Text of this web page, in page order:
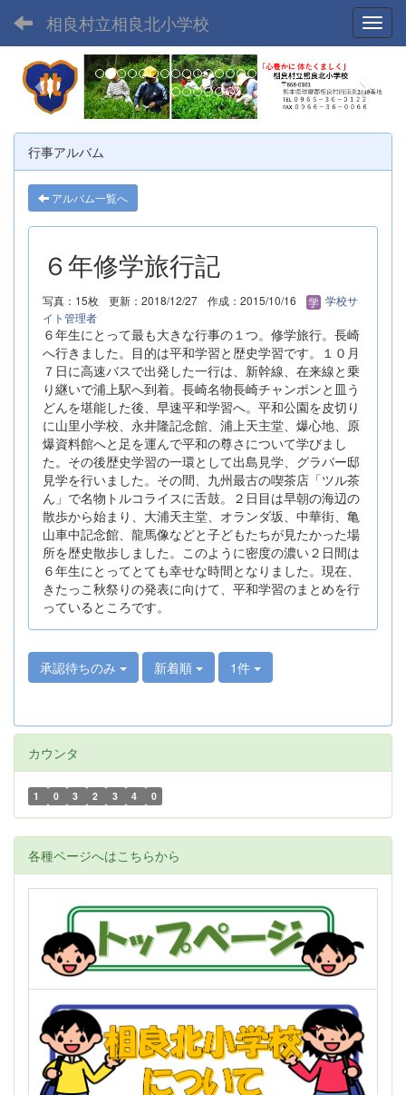
相良村立相良北小学校
p
r
e
v
i
o
u
e
x
t
行事アルバム
アルバム一覧へ
６年修学旅行記
写真：15枚 更新：2018/12/27 作成：2015/10/16
学校サ
イト管理者
６年生にとって最も大きな行事の１つ。修学旅行。長崎
へ行きました。目的は平和学習と歴史学習です。１０月
７日に高速バスで出発した一行は、新幹線、在来線と乗
り継いで浦上駅へ到着。長崎名物長崎チャンポンと皿う
どんを堪能した後、早速平和学習へ。平和公園を皮切り
に山里小学校、永井隆記念館、浦上天主堂、爆心地、原
爆資料館へと足を運んで平和の尊さについて学びまし
た。その後歴史学習の一環として出島見学、グラバー邸
見学を行いました。その間、九州最古の喫茶店「ツル茶
ん」で名物トルコライスに舌鼓。２日目は早朝の海辺の
散歩から始まり、大浦天主堂、オランダ坂、中華街、亀
山車中記念館、龍馬像などと子どもたちが見たかった場
所を歴史散歩しました。このように密度の濃い２日間は
６年生にとってとても幸せな時間となりました。現在、
きたっこ秋祭りの発表に向けて、平和学習のまとめを行
っているところです。
承認待ちのみ 新着順 1件
カウンタ
1 0 3 2 3 4 0
各種ページへはこちらから